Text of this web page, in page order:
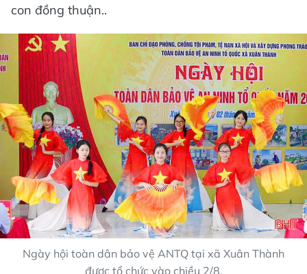
con đồng thuận..
Ngày hội toàn dân bảo vệ ANTQ tại xã Xuân Thành
được tổ chức vào chiều 2/8.